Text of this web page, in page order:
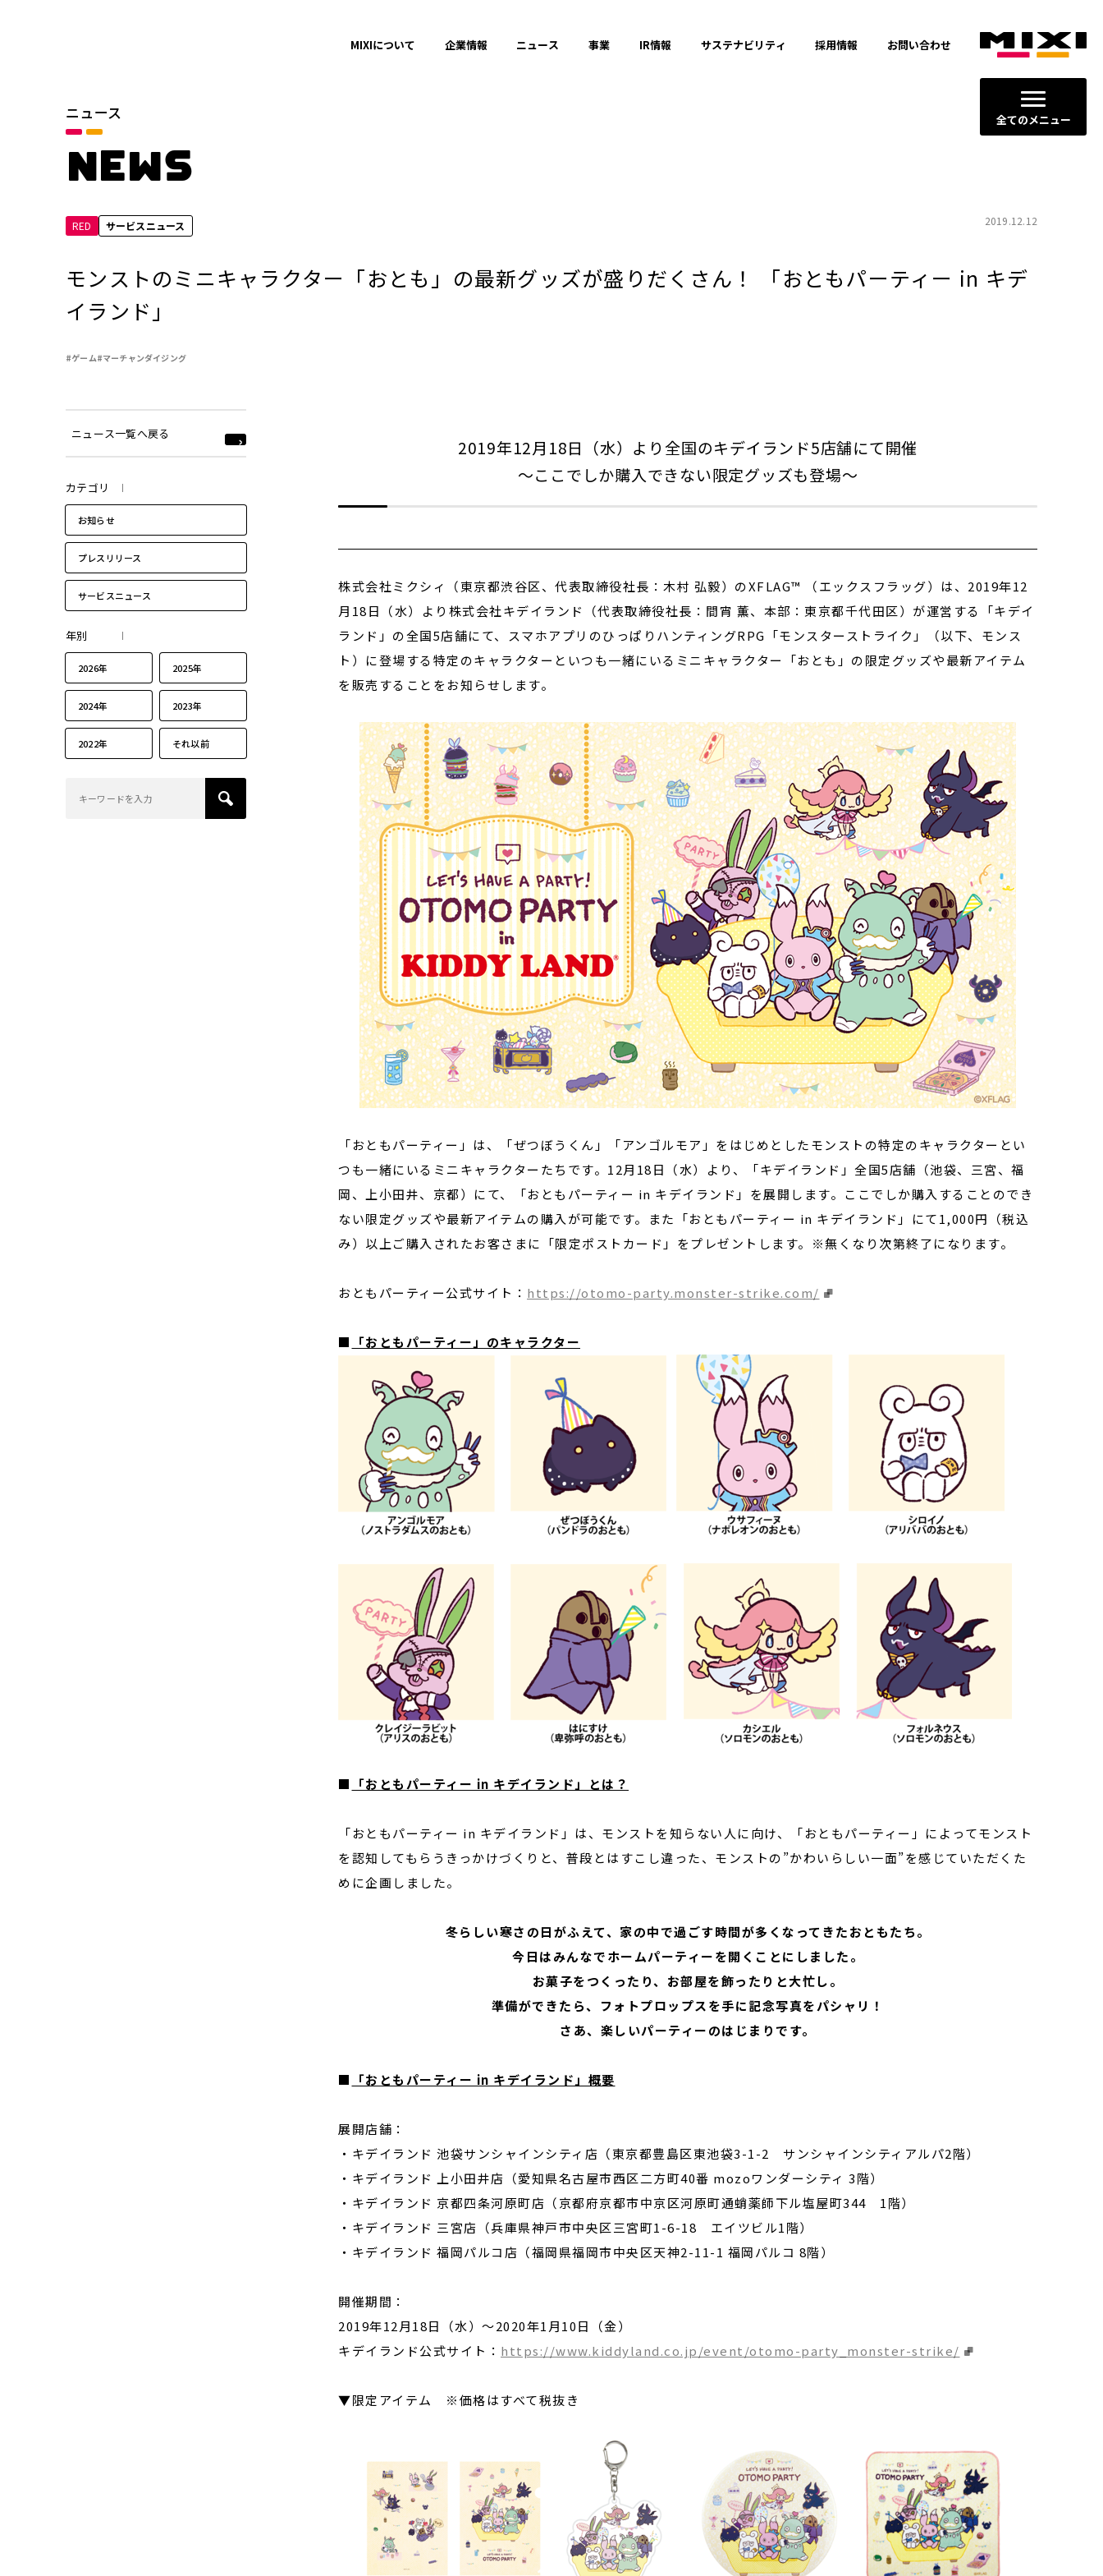
全てのメニュー
MIXIについて 企業情報 ニュース 事業 IR情報 サステナビリティ 採用情報 お問い合わせ
ニュース
NEWS
RED サービスニュース 2019.12.12
モンストのミニキャラクター「おとも」の最新グッズが盛りだくさん！ 「おともパーティー in キデ
イランド」
#ゲーム#マーチャンダイジング
ニュース一覧へ戻る
カテゴリ
お知らせ
プレスリリース
サービスニュース
年別
2026年 2025年
2024年 2023年
2022年 それ以前
2019年12月18日（水）より全国のキデイランド5店舗にて開催
～ここでしか購入できない限定グッズも登場～
株式会社ミクシィ（東京都渋谷区、代表取締役社長：木村 弘毅）のXFLAG™ （エックスフラッグ）は、2019年12
月18日（水）より株式会社キデイランド（代表取締役社長：間宵 薫、本部：東京都千代田区）が運営する「キデイ
ランド」の全国5店舗にて、スマホアプリのひっぱりハンティングRPG「モンスターストライク」（以下、モンス
ト）に登場する特定のキャラクターといつも一緒にいるミニキャラクター「おとも」の限定グッズや最新アイテム
を販売することをお知らせします。
「おともパーティー」は、「ぜつぼうくん」「アンゴルモア」をはじめとしたモンストの特定のキャラクターとい
つも一緒にいるミニキャラクターたちです。12月18日（水）より、「キデイランド」全国5店舗（池袋、三宮、福
岡、上小田井、京都）にて、「おともパーティー in キデイランド」を展開します。ここでしか購入することのでき
ない限定グッズや最新アイテムの購入が可能です。また「おともパーティー in キデイランド」にて1,000円（税込
み）以上ご購入されたお客さまに「限定ポストカード」をプレゼントします。※無くなり次第終了になります。
おともパーティー公式サイト： https://otomo-party.monster-strike.com/
■ 「おともパーティー」のキャラクター
■ 「おともパーティー in キデイランド」とは？
「おともパーティー in キデイランド」は、モンストを知らない人に向け、「おともパーティー」によってモンスト
を認知してもらうきっかけづくりと、普段とはすこし違った、モンストの”かわいらしい一面”を感じていただくた
めに企画しました。
冬らしい寒さの日がふえて、家の中で過ごす時間が多くなってきたおともたち。
今日はみんなでホームパーティーを開くことにしました。
お菓子をつくったり、お部屋を飾ったりと大忙し。
準備ができたら、フォトプロップスを手に記念写真をパシャリ！
さあ、楽しいパーティーのはじまりです。
■ 「おともパーティー in キデイランド」概要
展開店舗：
・キデイランド 池袋サンシャインシティ店（東京都豊島区東池袋3-1-2 サンシャインシティアルパ2階）
・キデイランド 上小田井店（愛知県名古屋市西区二方町40番 mozoワンダーシティ 3階）
・キデイランド 京都四条河原町店（京都府京都市中京区河原町通蛸薬師下ル塩屋町344 1階）
・キデイランド 三宮店（兵庫県神戸市中央区三宮町1-6-18 エイツビル1階）
・キデイランド 福岡パルコ店（福岡県福岡市中央区天神2-11-1 福岡パルコ 8階）
開催期間：
2019年12月18日（水）～2020年1月10日（金）
キデイランド公式サイト： https://www.kiddyland.co.jp/event/otomo-party_monster-strike/
▼限定アイテム ※価格はすべて税抜き
カテゴリ
サービスニュース